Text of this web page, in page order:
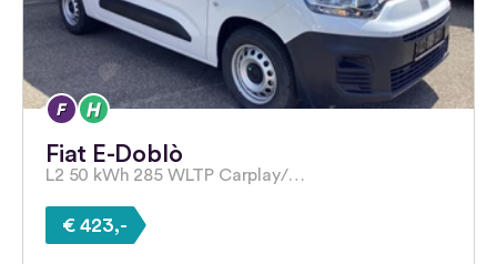
Fiat E-Doblò
L2 50 kWh 285 WLTP Carplay/…
€ 423,-